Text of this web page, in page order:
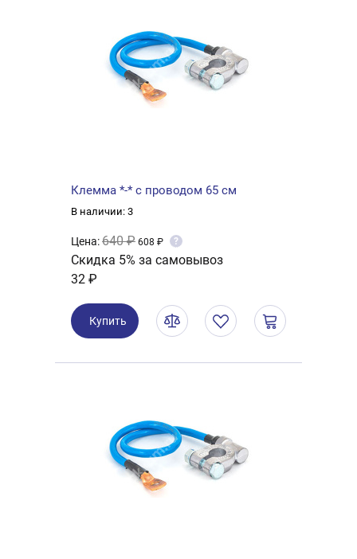
Клемма *-* с проводом 65 см
В наличии: 3
Цена:640 ₽ 608 ₽ ?
Скидка 5% за самовывоз
32 ₽
Купить